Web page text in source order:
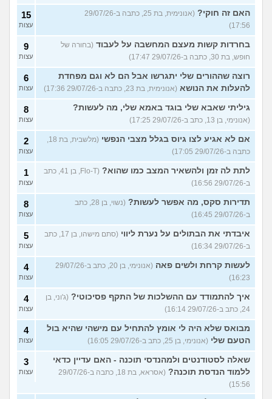
האם זה חוקי?
(אנונימית, בת 25, כתבה ב-29/07/26
17:56)
15
עצות
בחרדות קשות מעצם המחשבה על לעבוד (בחורה של
חופש, בת 30, כתבה ב-29/07/26 17:47)
9
עצות
רוצה שההורים שלי יתגרשו אבל הם לא וגם מפחדת
להעלות את הנושא (אנונימית, בת 23, כתבה ב-29/07/26 17:36)
6
עצות
גיליתי שאבא שלי בוגד באמא שלי, מה לעשות?
(אנונימי, בן 13, כתב ב-29/07/26 17:25)
8
עצות
אם לא אגיע לצו גיוס בגלל מצבי הנפשי
כתבה ב-29/07/26 17:05)
2
עצות
לתת לה זמן ולהשאיר המצב כמו שהוא?
(Flo-T, בן 41, כתב
ב-29/07/26 16:56)
1
עצות
תדירות סקס, מה אפשר לעשות?
(נשוי, בן 28, כתב
ב-29/07/26 16:45)
8
עצות
איבדתי את הבתולים על נערת ליווי
(סתם מישהו, בן 17, כתב
ב-29/07/26 16:34)
5
עצות
לעשות קרחת ולשים פאה
(אנונימי, בן 20, כתב ב-29/07/26
16:23)
4
עצות
איך להתמודד עם ההשלכות של התקף פסיכוטי? (ג'וני, בן
24, כתב ב-29/07/26 16:14)
4
עצות
מבואס שלא היה לי אומץ להתחיל עם מישהי שהיא בול
הטעם שלי (אנונימי, בן 25, כתב ב-29/07/26 16:05)
4
עצות
שאלה לסטודנטים ולמהנדסי תוכנה - האם עדיין כדאי
ללמוד הנדסת תוכנה?
(אסראא, בת 18, כתבה ב-29/07/26
15:56)
3
עצות